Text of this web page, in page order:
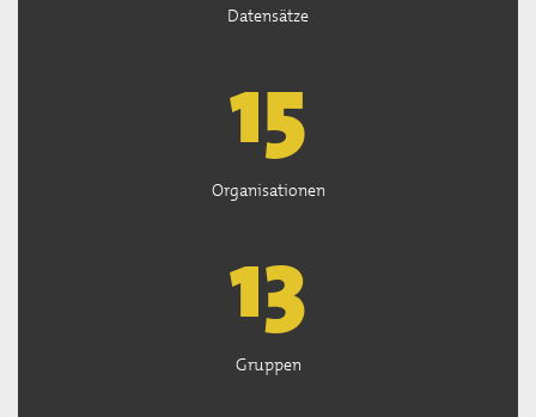
Datensätze
15
Organisationen
13
Gruppen